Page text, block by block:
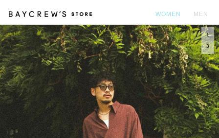
WOMEN MEN
1
3